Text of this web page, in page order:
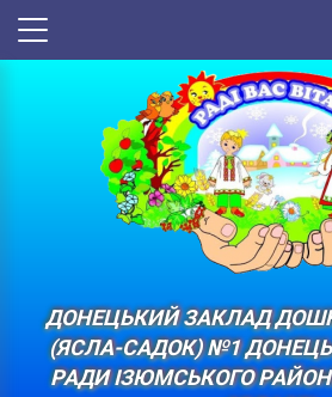
ДОНЕЦЬКИЙ ЗАКЛАД
(ЯСЛА-САДОК) №1
РАДИ ІЗЮМСЬКОГО